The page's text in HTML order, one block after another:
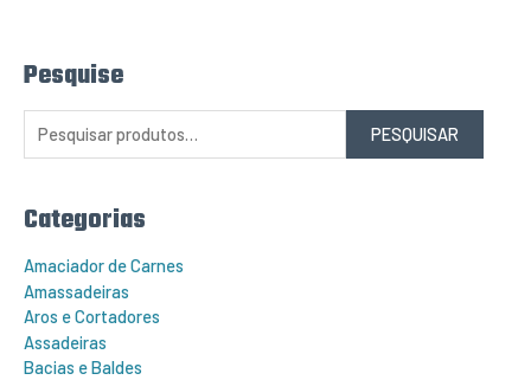
Pesquise
P
e
i
p
:
PESQUISAR
Categorias
Amaciador de Carnes
Amassadeiras
Aros e Cortadores
Assadeiras
Bacias e Baldes